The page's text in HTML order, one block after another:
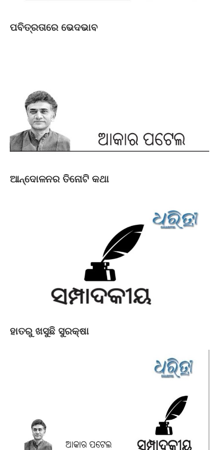
ପବିତ୍ରତାରେ ଭେଦଭାବ
ଆନ୍ଦୋଳନର ତିନୋଟି କଥା
ହାତରୁ ଖସୁଛି ସୁରକ୍ଷା